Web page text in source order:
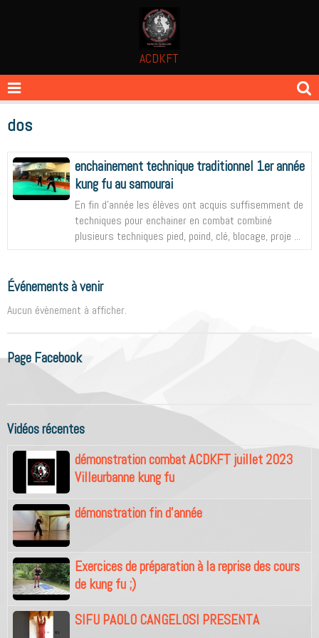
ACDKFT
dos
enchainement technique traditionnel 1er année
kung fu au samourai
En fin d'année les élèves ont acquis suffisemment de
techniques pour enchainer en combat combiné
plusieurs techniques pied, poind, clé, blocage, proje ...
Événements à venir
Aucun évènement à afficher.
Page Facebook
Vidéos récentes
démonstration combat ACDKFT juillet 2023
Villeurbanne kung fu
démonstration fin d'année
Exercices de préparation à la reprise des cours
de kung fu ;)
SIFU PAOLO CANGELOSI PRESENTA